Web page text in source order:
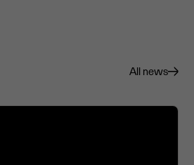
All news